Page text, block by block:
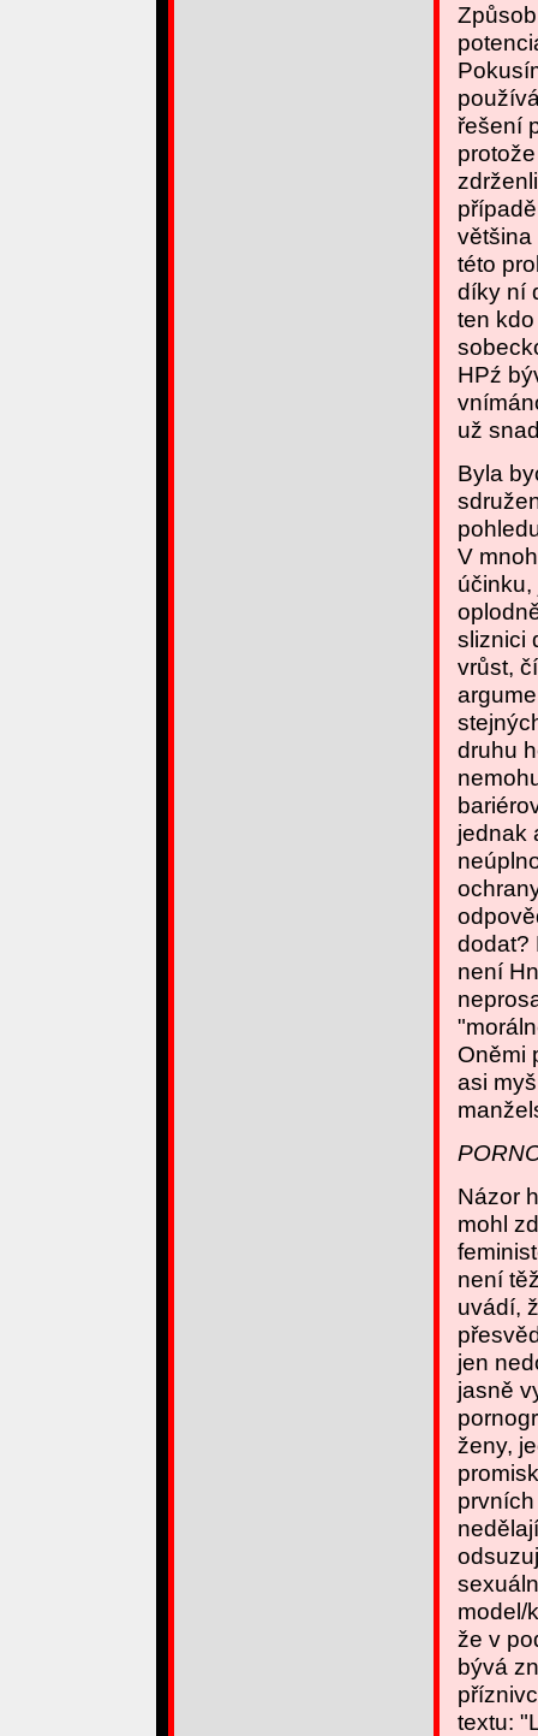
řešení
většina
této
díky ní
ten
HPź
už
Byla
V
sliznici
vrůst,
druhu
jednak
dodat?
není
Oněmi
asi
Názor
mohl
není
uvádí,
jen
jasně
ženy,
model/
že v
bývá
textu: